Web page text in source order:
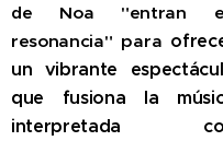
de Noa "entran
resonancia" para
un vibrante
que fusiona la
interpretada